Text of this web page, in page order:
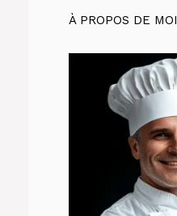
À PROPOS DE MOI